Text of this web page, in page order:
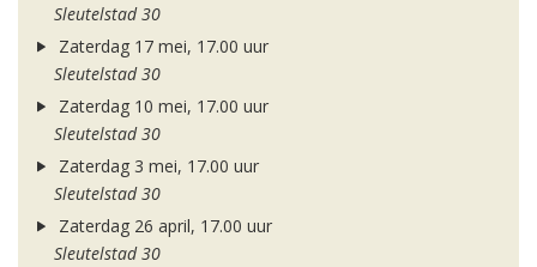
Sleutelstad 30
Zaterdag 17 mei, 17.00 uur
Sleutelstad 30
Zaterdag 10 mei, 17.00 uur
Sleutelstad 30
Zaterdag 3 mei, 17.00 uur
Sleutelstad 30
Zaterdag 26 april, 17.00 uur
Sleutelstad 30